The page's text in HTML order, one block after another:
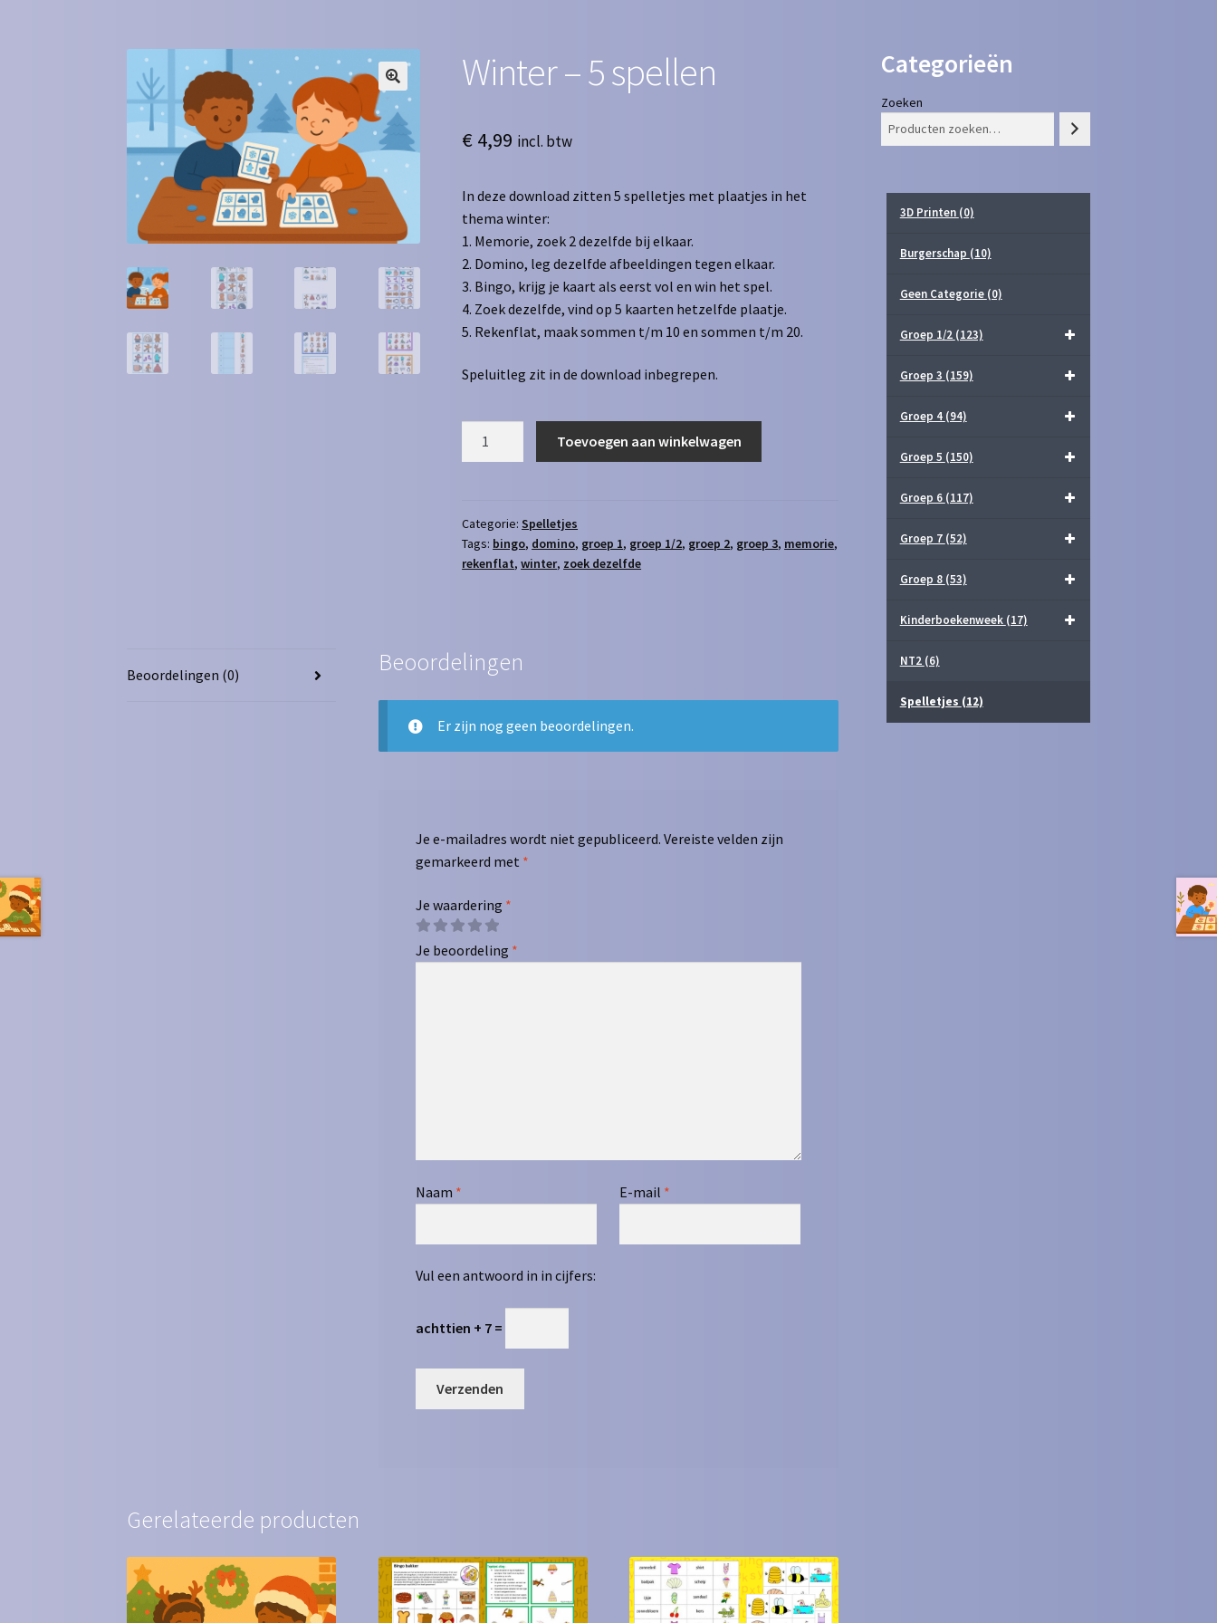
Winter – 5 spellen
€ 4,99 incl. btw
In deze download zitten 5 spelletjes met plaatjes in het
thema winter:
1. Memorie, zoek 2 dezelfde bij elkaar.
2. Domino, leg dezelfde afbeeldingen tegen elkaar.
3. Bingo, krijg je kaart als eerst vol en win het spel.
4. Zoek dezelfde, vind op 5 kaarten hetzelfde plaatje.
5. Rekenflat, maak sommen t/m 10 en sommen t/m 20.
Speluitleg zit in de download inbegrepen.
aantal
Toevoegen aan winkelwagen
Categorie:Spelletjes
Tags: bingo, domino, groep 1, groep 1/2, groep 2, groep 3, memorie,
rekenflat,winter, zoek dezelfde
Beoordelingen (0) Beoordelingen
Er zijn nog geen beoordelingen.
Je e-mailadres wordt niet gepubliceerd. Vereiste velden zijn
gemarkeerd met *
Je waardering *
Je beoordeling *
Naam * E-mail *
Vul een antwoord in in cijfers:
achttien + 7 =
Gerelateerde producten
Categorieën
Zoeken
3D Printen (0)
Burgerschap (10)
Geen Categorie (0)
Groep 1/2 (123)
Groep 3 (159)
Groep 4 (94)
Groep 5 (150)
Groep 6 (117)
Groep 7 (52)
Groep 8 (53)
Kinderboekenweek (17)
NT2 (6)
Spelletjes (12)